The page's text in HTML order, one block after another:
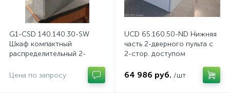
G1-CSD 140.140.30-SW
Шкаф компактный
распределительный 2-
стали, с перемычкой
Цена по запросу
UCD 65.160.50-ND Нижняя
часть 2-дверного пульта с
2-стор. доступом
64 986 руб. /шт